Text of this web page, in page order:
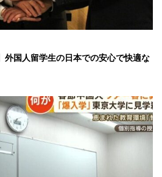
外国人留学生の日本での安心で快適な